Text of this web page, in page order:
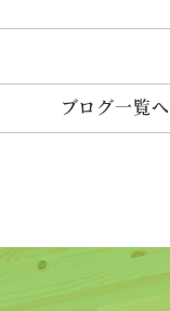
ブログ一覧へ